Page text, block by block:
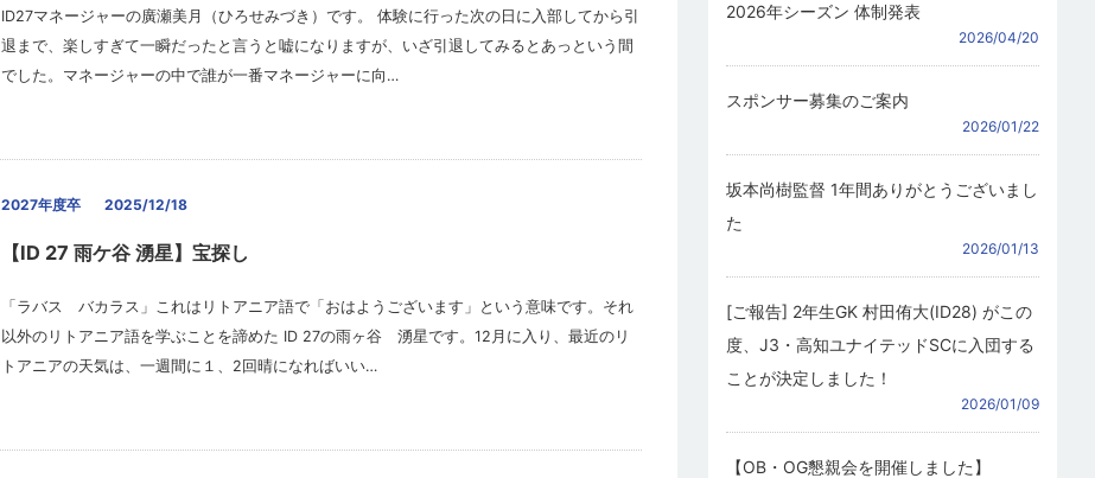
ID27マネージャーの廣瀬美月（ひろせみづき）です。 体験に行った次の日に入部してから引
退まで、楽しすぎて一瞬だったと言うと嘘になりますが、いざ引退してみるとあっという間
でした。マネージャーの中で誰が一番マネージャーに向…
2027年度卒 2025/12/18
【ID 27 雨ケ谷 湧星】宝探し
「ラバス バカラス」これはリトアニア語で「おはようございます」という意味です。それ
以外のリトアニア語を学ぶことを諦めた ID 27の雨ヶ谷 湧星です。12月に入り、最近のリ
トアニアの天気は、一週間に１、2回晴になればいい…
2026年シーズン 体制発表
2026/04/20
スポンサー募集のご案内
2026/01/22
坂本尚樹監督 1年間ありがとうございまし
た
2026/01/13
[ご報告] 2年生GK 村田侑大(ID28) がこの
度、J3・高知ユナイテッドSCに入団する
ことが決定しました！
2026/01/09
【OB・OG懇親会を開催しました】